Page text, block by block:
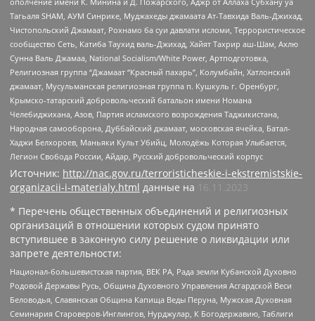
Тагьаля SHAM, АУМ Синрике, Муджахеды джамаата Ат-Тавхида Валь-Джихад,
Чистопольский Джамаат, Рохнамо ба суи давлати исломи, Террористическое
сообщество Сеть, Катиба Таухид валь-Джихад, Хайят Тахрир аш-Шам, Ахлю
Сунна Валь Джамаа, National Socialism/White Power, Артподготовка,
Религиозная группа “Джамаат “Красный пахарь”, Колумбайн, Хатлонский
джамаат, Мусульманская религиозная группа п. Кушкуль г. Оренбург,
Крымско-татарский добровольческий батальон имени Номана
Челебиджихана, Азов, Партия исламского возрождения Таджикистана,
Народная самооборона, Дуббайский джамаат, московская ячейка, Батал-
Хаджи Белхороев, Маньяки Культ Убийц, Молодёжь Которая Улыбается,
Легион Свобода России, Айдар, Русский добровольческий корпус
Источник: http://nac.gov.ru/terroristicheskie-i-ekstremistskie-
organizacii-i-materialy.html данные на
16.11.2023
* Перечень общественных объединений и религиозных
организаций в отношении которых судом принято
вступившее в законную силу решение о ликвидации или
запрете деятельности:
Национал-большевистская партия, ВЕК РА, Рада земли Кубанской Духовно
Родовой Державы Русь, Община Духовного Управления Асгардской Веси
Беловодья, Славянская Община Капища Веды Перуна, Мужская Духовная
Семинария Староверов-Инглингов, Нурджулар, К Богодержавию, Таблиги